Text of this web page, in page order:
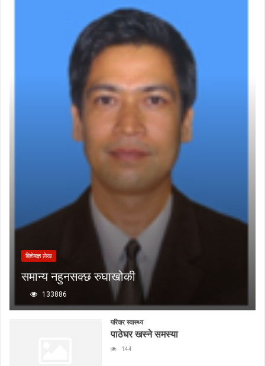
बिशेषज्ञ लेख
समान्य नहुनसक्छ रुघाखोकी
133886
परिवार स्वास्थ्य
पाठेघर खस्ने समस्या
144